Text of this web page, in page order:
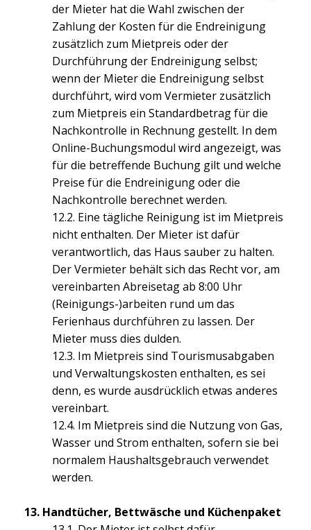
der Mieter hat die Wahl zwischen der
Zahlung der Kosten für die Endreinigung
zusätzlich zum Mietpreis oder der
Durchführung der Endreinigung selbst;
wenn der Mieter die Endreinigung selbst
durchführt, wird vom Vermieter zusätzlich
zum Mietpreis ein Standardbetrag für die
Nachkontrolle in Rechnung gestellt. In dem
Online-Buchungsmodul wird angezeigt, was
für die betreffende Buchung gilt und welche
Preise für die Endreinigung oder die
Nachkontrolle berechnet werden.
12.2. Eine tägliche Reinigung ist im Mietpreis
nicht enthalten. Der Mieter ist dafür
verantwortlich, das Haus sauber zu halten.
Der Vermieter behält sich das Recht vor, am
vereinbarten Abreisetag ab 8:00 Uhr
(Reinigungs-)arbeiten rund um das
Ferienhaus durchführen zu lassen. Der
Mieter muss dies dulden.
12.3. Im Mietpreis sind Tourismusabgaben
und Verwaltungskosten enthalten, es sei
denn, es wurde ausdrücklich etwas anderes
vereinbart.
12.4. Im Mietpreis sind die Nutzung von Gas,
Wasser und Strom enthalten, sofern sie bei
normalem Haushaltsgebrauch verwendet
werden.
13. Handtücher, Bettwäsche und Küchenpaket